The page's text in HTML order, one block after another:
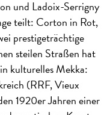
und Ladoix-Serrigny
teilt: Corton in Rot,
prestigeträchtige
steilen Straßen hat
kulturelles Mekka:
(RRF, Vieux
1920er Jahren einer